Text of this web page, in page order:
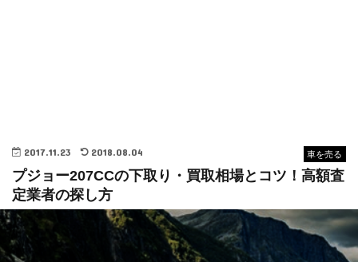
車を売る
2017.11.23 2018.08.04
プジョー207CCの下取り・買取相場とコツ！高額査
定業者の探し方